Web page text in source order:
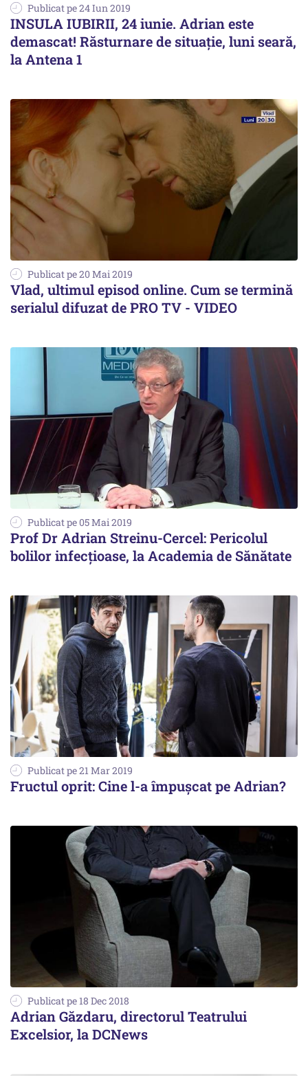
Publicat pe 24 Iun 2019
INSULA IUBIRII, 24 iunie. Adrian este
demascat! Răsturnare de situație, luni seară,
la Antena 1
Publicat pe 20 Mai 2019
Vlad, ultimul episod online. Cum se termină
serialul difuzat de PRO TV - VIDEO
Publicat pe 05 Mai 2019
Prof Dr Adrian Streinu-Cercel: Pericolul
bolilor infecțioase, la Academia de Sănătate
Publicat pe 21 Mar 2019
Fructul oprit: Cine l-a împușcat pe Adrian?
Publicat pe 18 Dec 2018
Adrian Găzdaru, directorul Teatrului
Excelsior, la DCNews